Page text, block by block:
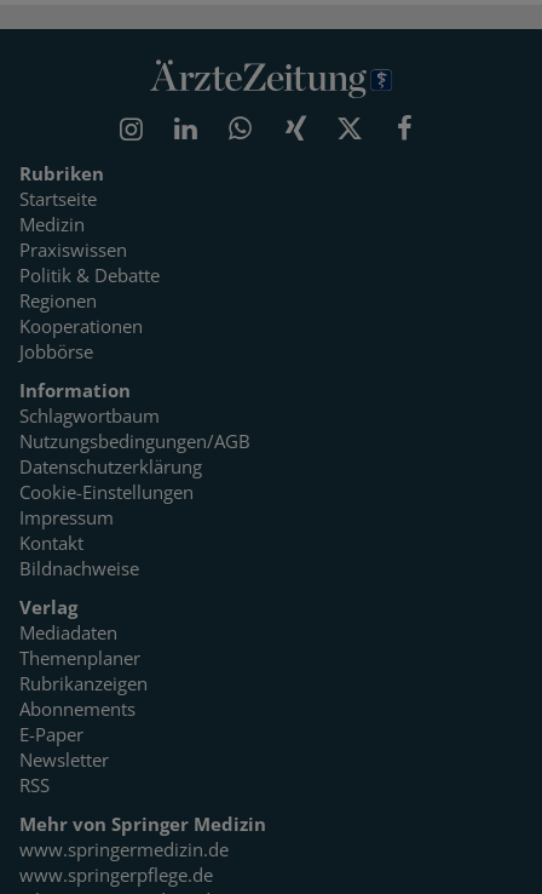
Rubriken
Startseite
Medizin
Praxiswissen
Politik & Debatte
Regionen
Kooperationen
Jobbörse
Information
Schlagwortbaum
Nutzungsbedingungen/AGB
Datenschutzerklärung
Cookie-Einstellungen
Impressum
Kontakt
Bildnachweise
Verlag
Mediadaten
Themenplaner
Rubrikanzeigen
Abonnements
E-Paper
Newsletter
RSS
Mehr von Springer Medizin
www.springermedizin.de
www.springerpflege.de